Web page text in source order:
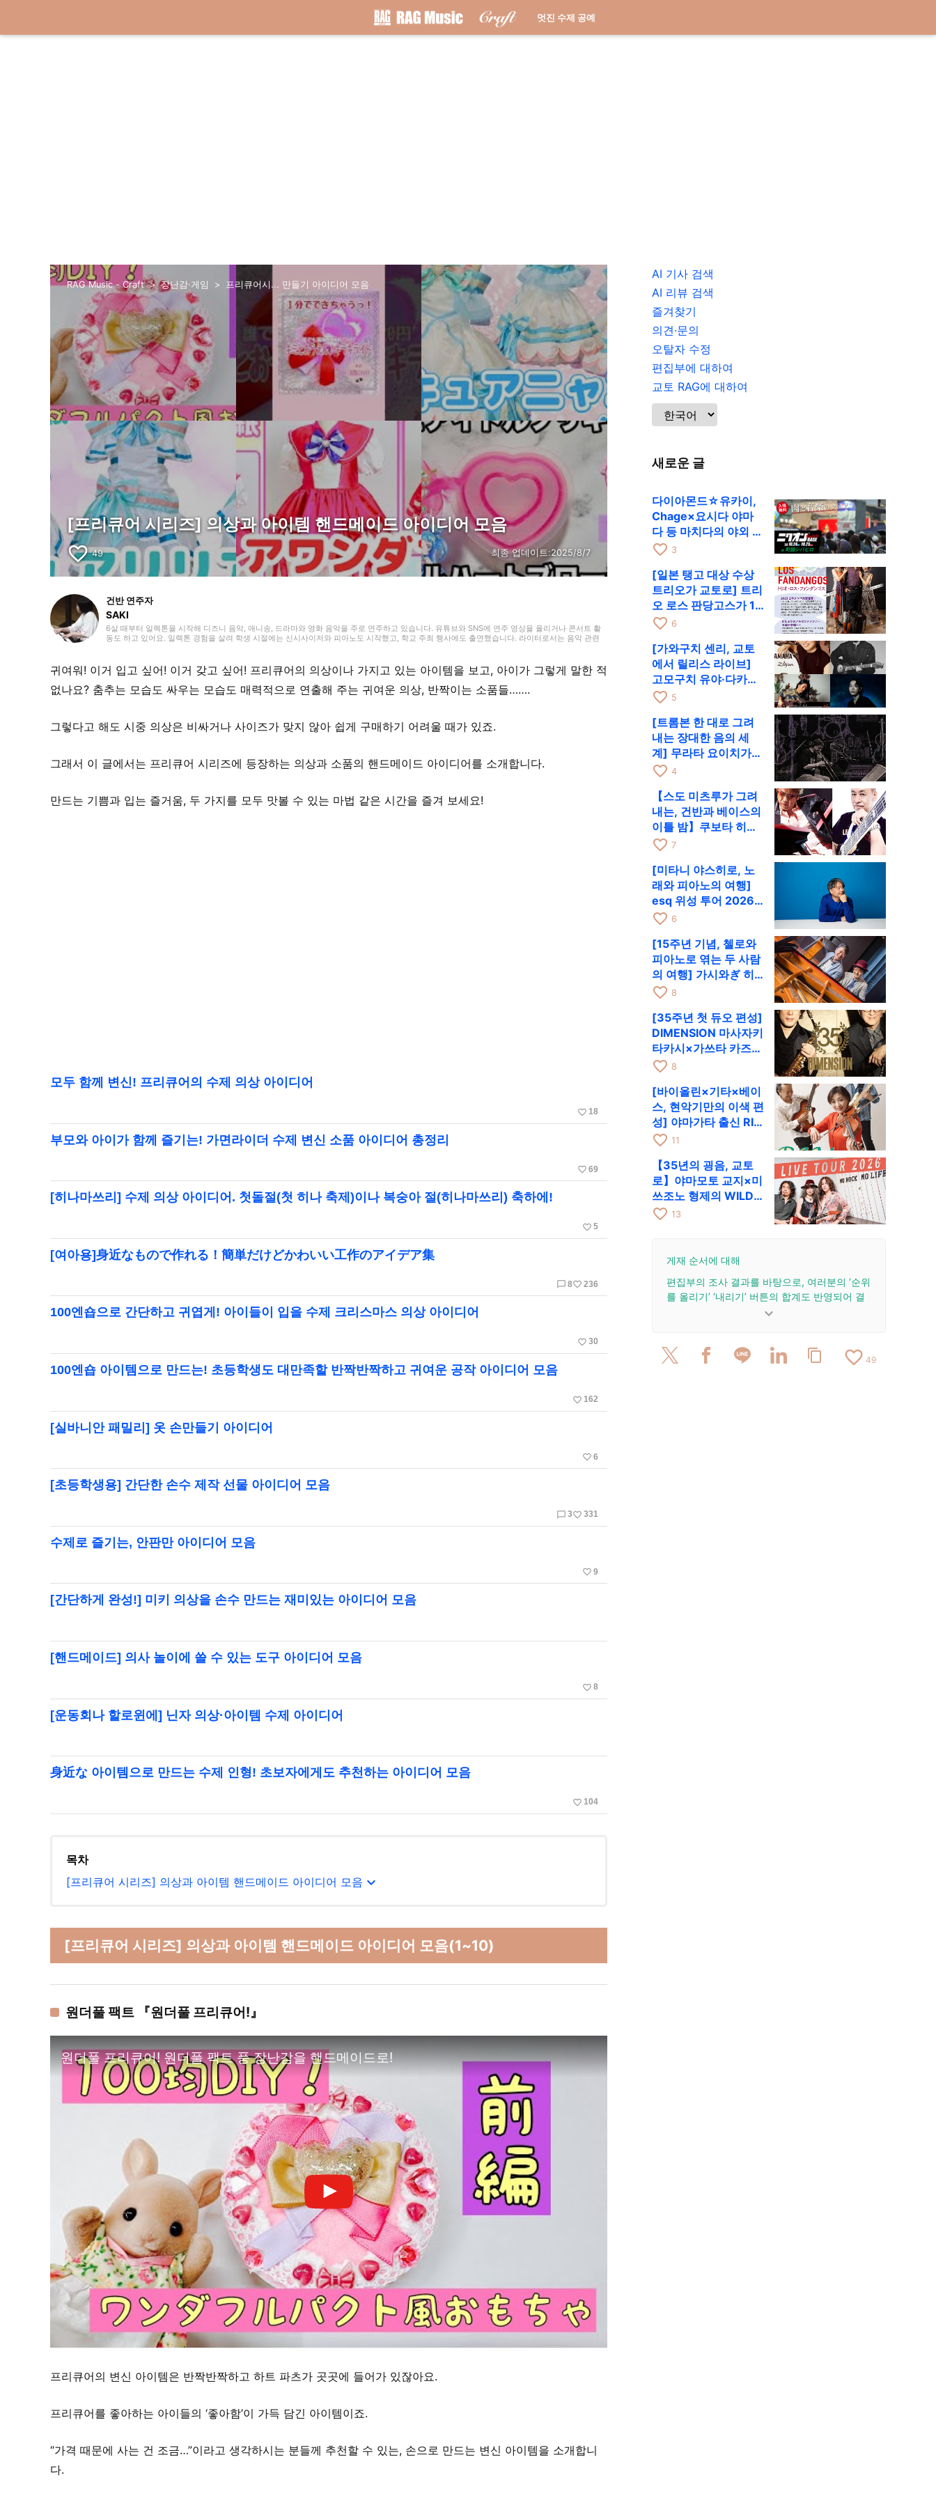
멋진 수제 공예
RAG Music - Craft 장난감·게임 프리큐어시... 만들기 아이디어 모음
[프리큐어 시리즈] 의상과 아이템 핸드메이드 아이디어 모음
favorite_border 49 최종 업데이트:2025/8/7
건반 연주자
SAKI
6살 때부터 일렉톤을 시작해 디즈니 음악, 애니송, 드라마와 영화 음악을 주로 연주하고 있습니다. 유튜브와 SNS에 연주 영상을 올리거나 콘서트 활
동도 하고 있어요. 일렉톤 경험을 살려 학생 시절에는 신시사이저와 피아노도 시작했고, 학교 주최 행사에도 출연했습니다. 라이터로서는 음악 관련
귀여워! 이거 입고 싶어! 이거 갖고 싶어! 프리큐어의 의상이나 가지고 있는 아이템을 보고, 아이가 그렇게 말한 적
없나요? 춤추는 모습도 싸우는 모습도 매력적으로 연출해 주는 귀여운 의상, 반짝이는 소품들…….
그렇다고 해도 시중 의상은 비싸거나 사이즈가 맞지 않아 쉽게 구매하기 어려울 때가 있죠.
그래서 이 글에서는 프리큐어 시리즈에 등장하는 의상과 소품의 핸드메이드 아이디어를 소개합니다.
만드는 기쁨과 입는 즐거움, 두 가지를 모두 맛볼 수 있는 마법 같은 시간을 즐겨 보세요!
모두 함께 변신! 프리큐어의 수제 의상 아이디어
favorite_border 18
부모와 아이가 함께 즐기는! 가면라이더 수제 변신 소품 아이디어 총정리
favorite_border 69
[히나마쓰리] 수제 의상 아이디어. 첫돌절(첫 히나 축제)이나 복숭아 절(히나마쓰리) 축하에!
favorite_border 5
[여아용]身近なもので作れる！簡単だけどかわいい工作のアイデア集
chat_bubble_outline 8favorite_border 236
100엔숍으로 간단하고 귀엽게! 아이들이 입을 수제 크리스마스 의상 아이디어
favorite_border 30
100엔숍 아이템으로 만드는! 초등학생도 대만족할 반짝반짝하고 귀여운 공작 아이디어 모음
favorite_border 162
[실바니안 패밀리] 옷 손만들기 아이디어
favorite_border 6
[초등학생용] 간단한 손수 제작 선물 아이디어 모음
chat_bubble_outline 3favorite_border 331
수제로 즐기는, 안판만 아이디어 모음
favorite_border 9
[간단하게 완성!] 미키 의상을 손수 만드는 재미있는 아이디어 모음
[핸드메이드] 의사 놀이에 쓸 수 있는 도구 아이디어 모음
favorite_border 8
[운동회나 할로윈에] 닌자 의상·아이템 수제 아이디어
身近な 아이템으로 만드는 수제 인형! 초보자에게도 추천하는 아이디어 모음
favorite_border 104
목차
[프리큐어 시리즈] 의상과 아이템 핸드메이드 아이디어 모음 expand_more
[프리큐어 시리즈] 의상과 아이템 핸드메이드 아이디어 모음(1~10)
원더풀 팩트 『원더풀 프리큐어!』
원더풀 프리큐어! 원더풀 팩트 풍 장난감을 핸드메이드로!
프리큐어의 변신 아이템은 반짝반짝하고 하트 파츠가 곳곳에 들어가 있잖아요.
프리큐어를 좋아하는 아이들의 ‘좋아함’이 가득 담긴 아이템이죠.
“가격 때문에 사는 건 조금…”이라고 생각하시는 분들께 추천할 수 있는, 손으로 만드는 변신 아이템을 소개합니
다.
AI 기사 검색
AI 리뷰 검색
즐겨찾기
의견·문의
오탈자 수정
편집부에 대하여
교토 RAG에 대하여
새로운 글
다이아몬드☆유카이,
Chage×요시다 야마
다 등 마치다의 야외 페
스티벌에 출연
favorite_border 3
[일본 탱고 대상 수상
트리오가 교토로] 트리
오 로스 판당고스가 10
월 9일 RAG에서 공연
favorite_border 6
[가와구치 센리, 교토
에서 릴리스 라이브]
고모구치 유야·다카하
시 요시키·도모다 준과
favorite_border 5
[트롬본 한 대로 그려
내는 장대한 음의 세
계] 무라타 요이치가
CD 발매 기념 투어로
favorite_border 4
【스도 미츠루가 그려
내는, 건반과 베이스의
이틀 밤】쿠보타 히로
시, 후지이 소라, 하나
서 공동 출연
favorite_border 7
[미타니 야스히로, 노
래와 피아노의 여행]
esq 위성 투어 2026
교토 공연을 10월에 개
favorite_border 6
[15주년 기념, 첼로와
피아노로 엮는 두 사람
의 여행] 가시와ぎ 히
로키 & 미쓰다 겐이치
RAG로
favorite_border 8
[35주년 첫 듀오 편성]
DIMENSION 마사자키
타카시×가쓰타 카즈키
가 10월 11일 교토
favorite_border 8
[바이올린×기타×베이
스, 현악기만의 이색 편
성] 야마가타 출신 RIM
이 첫 전국 투어로 8월
favorite_border 11
【35년의 굉음, 교토
로】야마모토 교지×미
쓰조노 형제의 WILD
FLAG가 8월 6일 RAG
favorite_border 13
게재 순서에 대해
편집부의 조사 결과를 바탕으로, 여러분의 ‘순위
를 올리기’ ‘내리기’ 버튼의 합계도 반영되어 결
2025/8/7: 기사를 공개했습니다.
keyboard_arrow_down
content_copy favorite_border 49